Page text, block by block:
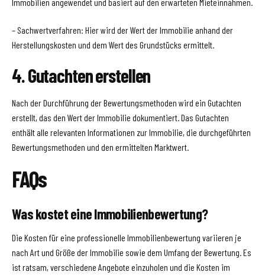
– Sachwertverfahren: Hier wird der Wert der Immobilie anhand der
Herstellungskosten und dem Wert des Grundstücks ermittelt.
4. Gutachten erstellen
Nach der Durchführung der Bewertungsmethoden wird ein Gutachten
erstellt, das den Wert der Immobilie dokumentiert. Das Gutachten
enthält alle relevanten Informationen zur Immobilie, die durchgeführten
Bewertungsmethoden und den ermittelten Marktwert.
FAQs
Was kostet eine Immobilienbewertung?
Die Kosten für eine professionelle Immobilienbewertung variieren je
nach Art und Größe der Immobilie sowie dem Umfang der Bewertung. Es
ist ratsam, verschiedene Angebote einzuholen und die Kosten im